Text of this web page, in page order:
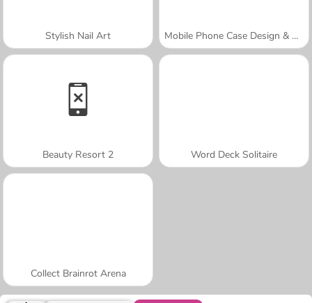
Stylish Nail Art Mobile Phone Case Design & DIY
Beauty Resort 2 Word Deck Solitaire
Collect Brainrot Arena